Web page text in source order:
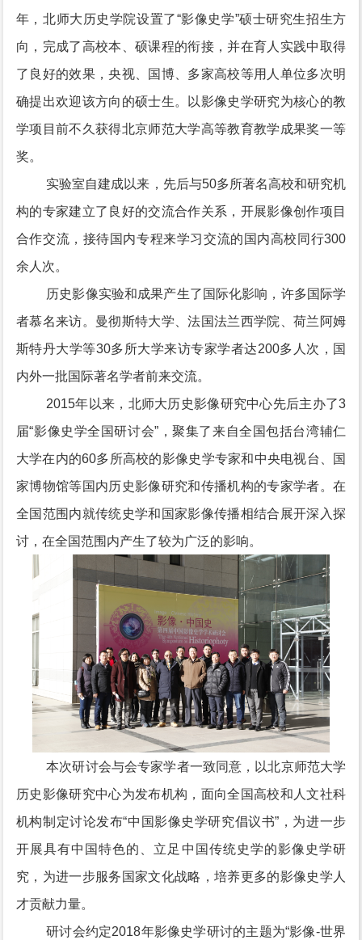
年，北师大历史学院设置了“影像史学”硕士研究生招生方
向，完成了高校本、硕课程的衔接，并在育人实践中取得
了良好的效果，央视、国博、多家高校等用人单位多次明
确提出欢迎该方向的硕士生。以影像史学研究为核心的教
学项目前不久获得北京师范大学高等教育教学成果奖一等
奖。
实验室自建成以来，先后与50多所著名高校和研究机
构的专家建立了良好的交流合作关系，开展影像创作项目
合作交流，接待国内专程来学习交流的国内高校同行300
余人次。
历史影像实验和成果产生了国际化影响，许多国际学
者慕名来访。曼彻斯特大学、法国法兰西学院、荷兰阿姆
斯特丹大学等30多所大学来访专家学者达200多人次，国
内外一批国际著名学者前来交流。
2015年以来，北师大历史影像研究中心先后主办了3
届“影像史学全国研讨会”，聚集了来自全国包括台湾辅仁
大学在内的60多所高校的影像史学专家和中央电视台、国
家博物馆等国内历史影像研究和传播机构的专家学者。在
全国范围内就传统史学和国家影像传播相结合展开深入探
讨，在全国范围内产生了较为广泛的影响。
本次研讨会与会专家学者一致同意，以北京师范大学
历史影像研究中心为发布机构，面向全国高校和人文社科
机构制定讨论发布“中国影像史学研究倡议书”，为进一步
开展具有中国特色的、立足中国传统史学的影像史学研
究，为进一步服务国家文化战略，培养更多的影像史学人
才贡献力量。
研讨会约定2018年影像史学研讨的主题为“影像-世界